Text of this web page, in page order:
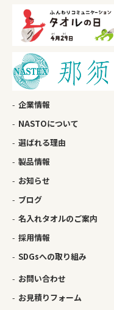
企業情報
NASTOについて
選ばれる理由
製品情報
お知らせ
ブログ
名入れタオルのご案内
採用情報
SDGsへの取り組み
お問い合わせ
お見積りフォーム